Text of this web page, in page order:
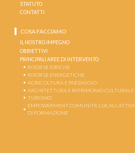
STATUTO
CONTATTI
COSA FACCIAMO
IL NOSTRO IMPEGNO
OBBIETTIVI
PRINCIPALI AREE DI INTERVENTO
RISORSE IDRICHE
RISORSE ENERGETICHE
AGRICOLTURA E PAESAGGIO
ARCHITETTURA E PATRIMONIO CULTURALE
TURISMO
EMPOWERMENT COMUNITA’ LOCALI,
DI FORMAZIONE